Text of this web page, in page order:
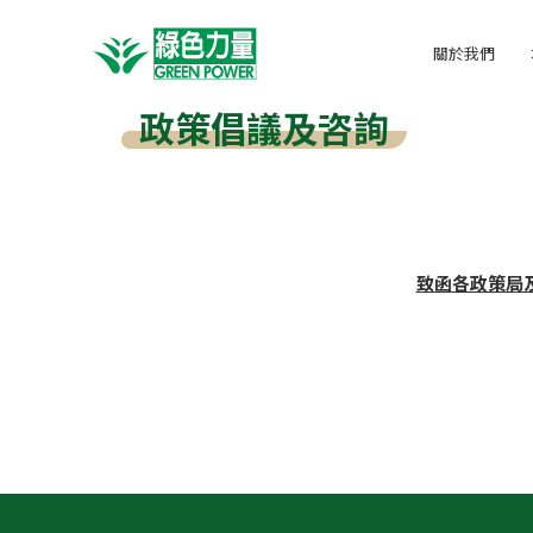
關於我們
政策倡議及咨詢
致函各政策局